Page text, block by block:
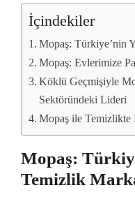
İçindekiler
Mopaş: Türkiye’nin
Mopaş: Evlerimize
Köklü Geçmişiyle
Sektöründeki Lideri
Mopaş ile Temizlikte
Mopaş:
Temizlik